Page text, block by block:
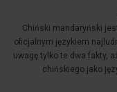
Chiński mandaryński
oficjalnym językiem
uwagę tylko te dwa fakty,
chińskiego jako